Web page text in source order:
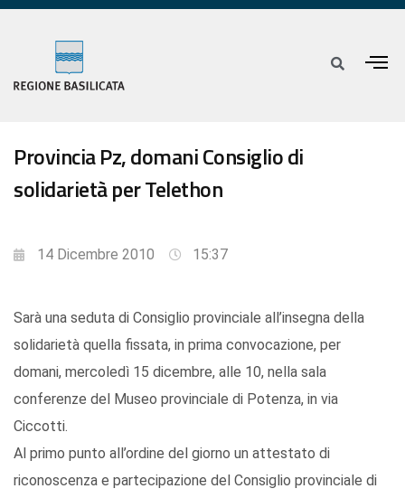
Provincia Pz, domani Consiglio di
solidarietà per Telethon
14 Dicembre 2010 15:37
Sarà una seduta di Consiglio provinciale all’insegna della
solidarietà quella fissata, in prima convocazione, per
domani, mercoledì 15 dicembre, alle 10, nella sala
conferenze del Museo provinciale di Potenza, in via
Ciccotti.
Al primo punto all’ordine del giorno un attestato di
riconoscenza e partecipazione del Consiglio provinciale di